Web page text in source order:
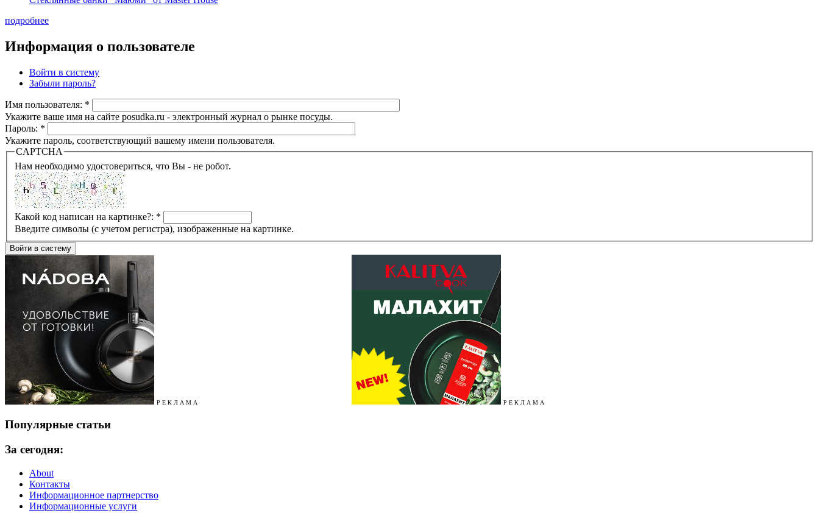
подробнее
Информация о пользователе
Войти в систему
Забыли пароль?
Имя пользователя: *
Укажите ваше имя на сайте posudka.ru - электронный журнал о рынке посуды.
Пароль: *
Укажите пароль, соответствующий вашему имени пользователя.
CAPTCHA
Нам необходимо удостовериться, что Вы - не робот.
Какой код написан на картинке?: *
Введите символы (с учетом регистра), изображенные на картинке.
Р Е К Л А М А Р Е К Л А М А
Популярные статьи
За сегодня:
About
Контакты
Информационное партнерство
Информационные услуги